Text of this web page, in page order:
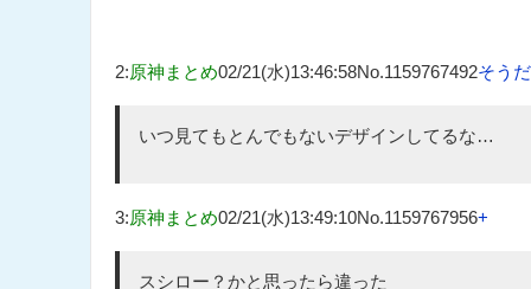
2:原神まとめ02/21(水)13:46:58No.1159767492そう
いつ見てもとんでもないデザインしてるな…
3:原神まとめ02/21(水)13:49:10No.1159767956+
スシロー？かと思ったら違った